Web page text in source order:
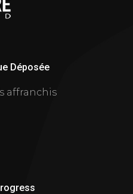
Déposée
affranchis